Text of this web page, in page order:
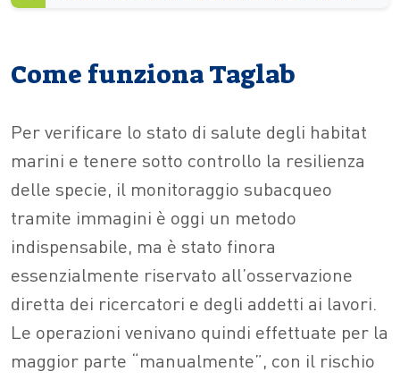
Come funziona Taglab
Per verificare lo stato di salute degli habitat
marini e tenere sotto controllo la resilienza
delle specie, il monitoraggio subacqueo
tramite immagini è oggi un metodo
indispensabile, ma è stato finora
essenzialmente riservato all’osservazione
diretta dei ricercatori e degli addetti ai lavori.
Le operazioni venivano quindi effettuate per la
maggior parte “manualmente”, con il rischio